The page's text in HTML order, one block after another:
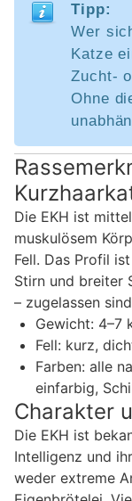
Tipp:
Wer
Katze
Zucht-
Ohne
Die EKH ist
muskulösem
Fell. Das Profil
Stirn und breiter
– zugelassen
Gewicht: 4–7
Fell: kurz,
Farben: alle
einfarbig,
Charakter
Die EKH ist
Intelligenz und
weder extreme